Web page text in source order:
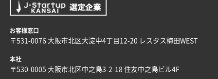
大阪府E社様
2025年11月28日 15:13
他部署のスタッフからの指示
兵庫県S社様
お客様窓口
〒531-0076 大阪市北区大淀中4丁目12-20 レスタス梅田WEST
本社
〒530-0005 大阪市北区中之島3-2-18 住友中之島ビル4F